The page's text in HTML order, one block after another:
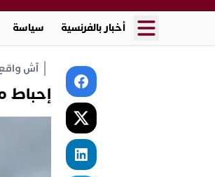
أخبار بالفرنسية سياسة
آش واقع
إحباط محاولة